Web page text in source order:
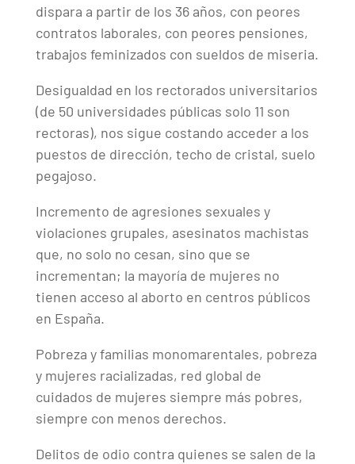
dispara a partir de los 36 años, con peores
contratos laborales, con peores pensiones,
trabajos feminizados con sueldos de miseria.
Desigualdad en los rectorados universitarios
(de 50 universidades públicas solo 11 son
rectoras), nos sigue costando acceder a los
puestos de dirección, techo de cristal, suelo
pegajoso.
Incremento de agresiones sexuales y
violaciones grupales, asesinatos machistas
que, no solo no cesan, sino que se
incrementan; la mayoría de mujeres no
tienen acceso al aborto en centros públicos
en España.
Pobreza y familias monomarentales, pobreza
y mujeres racializadas, red global de
cuidados de mujeres siempre más pobres,
siempre con menos derechos.
Delitos de odio contra quienes se salen de la